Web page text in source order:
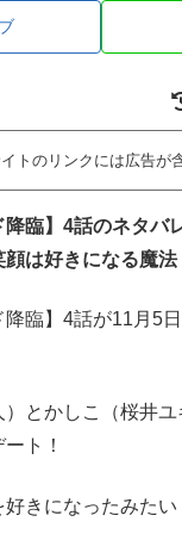
トのリンクには広告が
降臨】4話のネタバ
顔は好きになる魔法
降臨】4話が11月5
とかしこ（桜井
ト！
きになったみたい